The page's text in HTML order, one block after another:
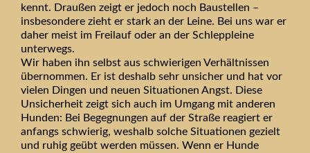
kennt. Draußen zeigt er jedoch noch Baustellen –
insbesondere zieht er stark an der Leine. Bei uns war er
daher meist im Freilauf oder an der Schleppleine
unterwegs.
Wir haben ihn selbst aus schwierigen Verhältnissen
übernommen. Er ist deshalb sehr unsicher und hat vor
vielen Dingen und neuen Situationen Angst. Diese
Unsicherheit zeigt sich auch im Umgang mit anderen
Hunden: Bei Begegnungen auf der Straße reagiert er
anfangs schwierig, weshalb solche Situationen gezielt
und ruhig geübt werden müssen. Wenn er Hunde